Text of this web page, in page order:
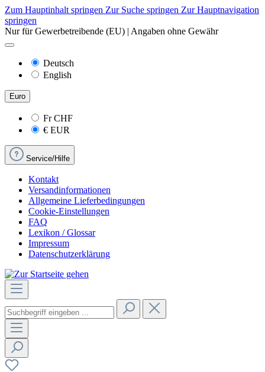
Zum Hauptinhalt springen Zur Suche springen Zur Hauptnavigation
springen
Nur für Gewerbetreibende (EU) | Angaben ohne Gewähr
Deutsch
English
Euro
FrCHF
€ EUR
Service/Hilfe
Kontakt
Versandinformationen
Allgemeine Lieferbedingungen
Cookie-Einstellungen
FAQ
Lexikon / Glossar
Impressum
Datenschutzerklärung